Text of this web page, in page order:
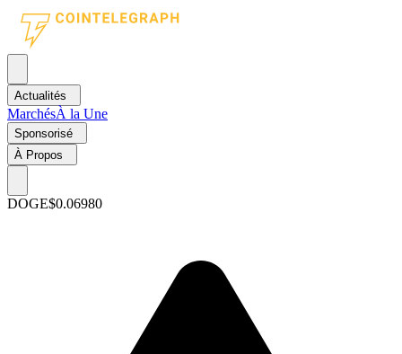
Actualités
MarchésÀ la Une
Sponsorisé
À Propos
DOGE$0.06980